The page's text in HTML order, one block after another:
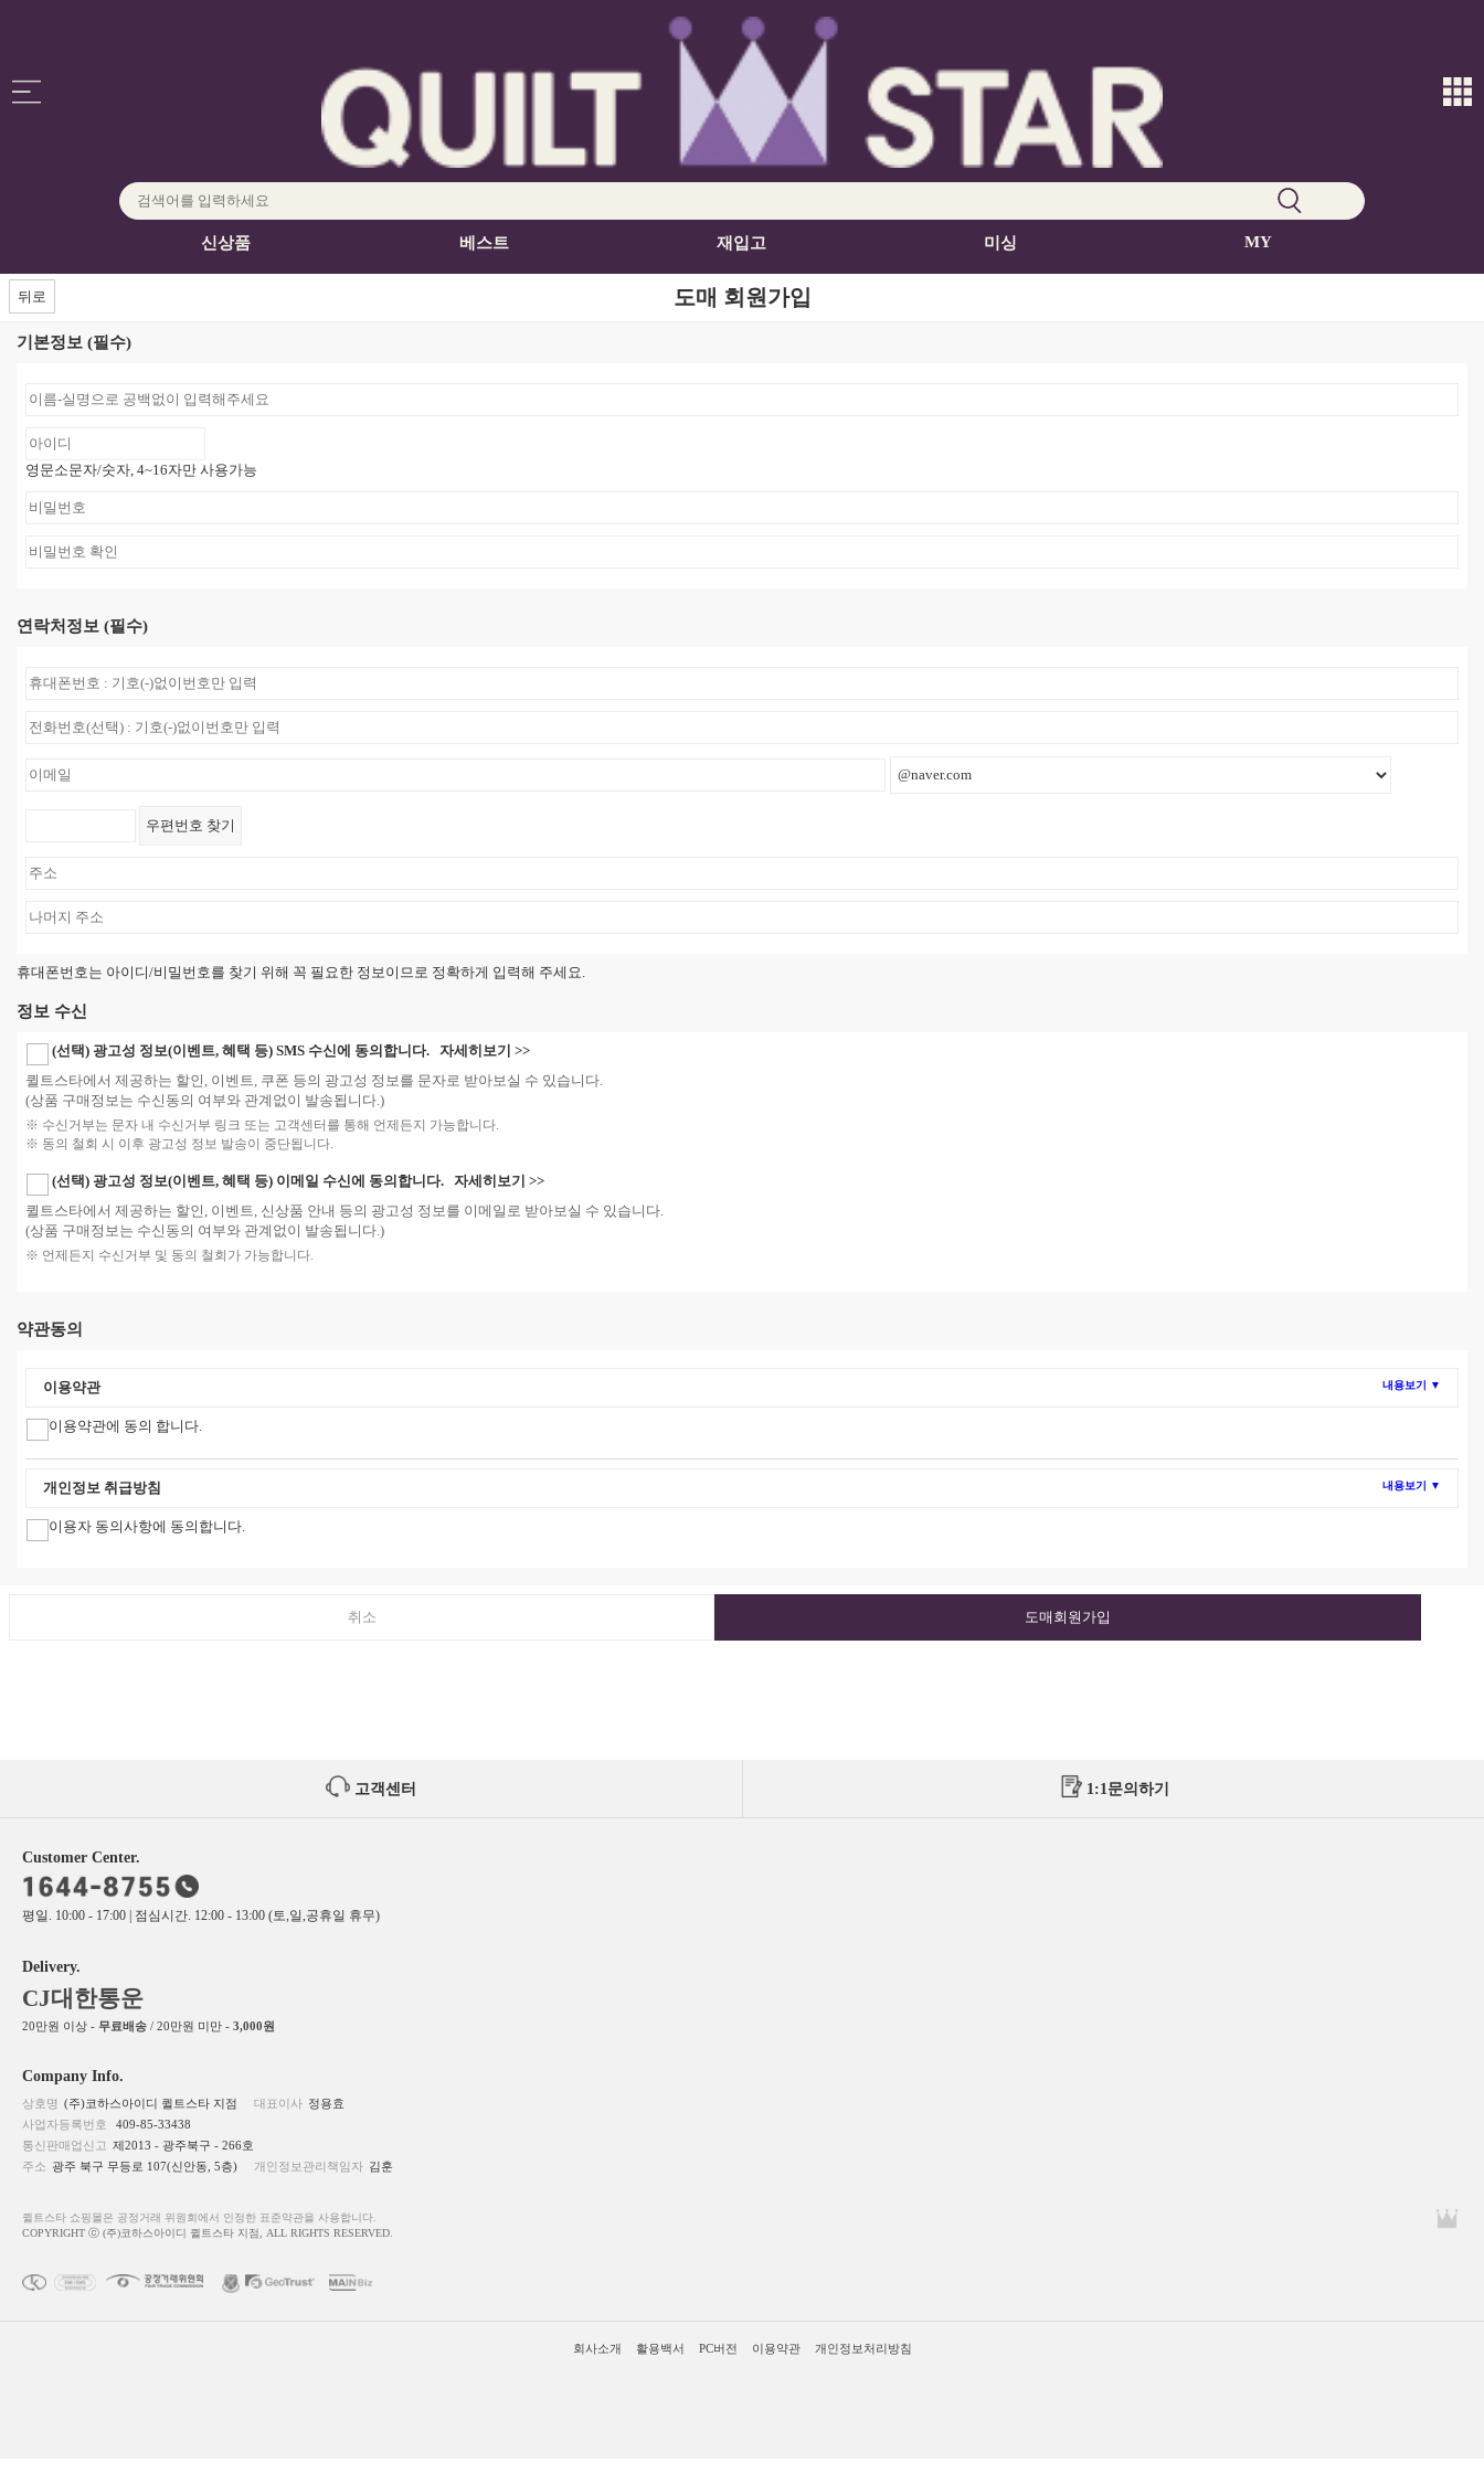
신상품 베스트 재입고 미싱 MY
도매 회원가입
뒤로
기본정보 (필수)
영문소문자/숫자, 4~16자만 사용가능
연락처정보 (필수)
휴대폰번호는 아이디/비밀번호를 찾기 위해 꼭 필요한 정보이므로 정확하게 입력해 주세요.
정보 수신
(선택) 광고성 정보(이벤트, 혜택 등) SMS 수신에 동의합니다. 자세히보기 >>
퀼트스타에서 제공하는 할인, 이벤트, 쿠폰 등의 광고성 정보를 문자로 받아보실 수 있습니다.
(상품 구매정보는 수신동의 여부와 관계없이 발송됩니다.)
※ 수신거부는 문자 내 수신거부 링크 또는 고객센터를 통해 언제든지 가능합니다.
※ 동의 철회 시 이후 광고성 정보 발송이 중단됩니다.
(선택) 광고성 정보(이벤트, 혜택 등) 이메일 수신에 동의합니다. 자세히보기 >>
퀼트스타에서 제공하는 할인, 이벤트, 신상품 안내 등의 광고성 정보를 이메일로 받아보실 수 있습니다.
(상품 구매정보는 수신동의 여부와 관계없이 발송됩니다.)
※ 언제든지 수신거부 및 동의 철회가 가능합니다.
약관동의
내용보기 ▼
이용약관
이용약관에 동의 합니다.
내용보기 ▼
개인정보 취급방침
이용자 동의사항에 동의합니다.
취소 도매회원가입
고객센터 1:1문의하기
Customer Center.
평일. 10:00 - 17:00 | 점심시간. 12:00 - 13:00 (토,일,공휴일 휴무)
Delivery.
CJ대한통운
20만원 이상 - 무료배송 / 20만원 미만 - 3,000원
Company Info.
상호명 (주)코하스아이디 퀼트스타 지점 대표이사 정용효
사업자등록번호
409-85-33438
통신판매업신고 제2013 - 광주북구 - 266호
주소 광주 북구 무등로 107(신안동, 5층) 개인정보관리책임자 김훈
퀼트스타 쇼핑몰은 공정거래 위원회에서 인정한 표준약관을 사용합니다.
COPYRIGHT ⓒ (주)코하스아이디 퀼트스타 지점, ALL RIGHTS RESERVED.
회사소개 활용백서 PC버전 이용약관 개인정보처리방침